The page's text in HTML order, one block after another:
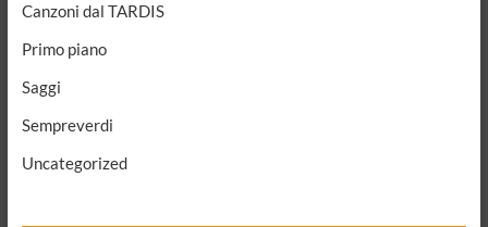
Canzoni dal TARDIS
Primo piano
Saggi
Sempreverdi
Uncategorized